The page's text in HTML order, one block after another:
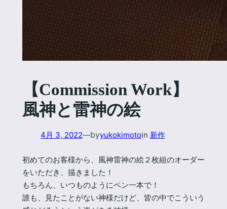
【Commission Work】
風神と雷神の絵
4月 3, 2022—byyukokimotoin 新作
初めてのお客様から、風神雷神の絵２枚組のオーダー
をいただき、描きました！
もちろん、いつものようにペン一本で！
誰も、見たことがない神様だけど、皆の中でこういう